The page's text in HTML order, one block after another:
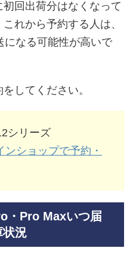
回出荷分はなくなって
れから予約する人は、
になる可能性が高いで
してください。
シリーズ
ショップで予約・
・Pro Maxいつ届
状況